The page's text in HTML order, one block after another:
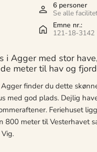
6 personer
Se alle
Emne nr.:
121-18-3142
i Agger med stor
meter til hav og
finder du dette
med god plads. Dejlig
Feriehuset
800 meter til Vesterhavet